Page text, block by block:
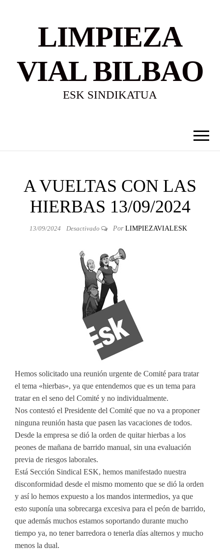
LIMPIEZA
VIAL BILBAO
ESK SINDIKATUA
A VUELTAS CON LAS
HIERBAS 13/09/2024
13/09/2024 Desactivado Por LIMPIEZAVIALESK
Hemos solicitado una reunión urgente de Comité para tratar
el tema «hierbas», ya que entendemos que es un tema para
tratar en el seno del Comité y no individualmente.
Nos contestó el Presidente del Comité que no va a proponer
ninguna reunión hasta que pasen las vacaciones de todos.
Desde la empresa se dió la orden de quitar hierbas a los
peones de mañana de barrido manual, sin una evaluación
previa de riesgos laborales.
Está Sección Sindical ESK, hemos manifestado nuestra
disconformidad desde el mismo momento que se dió la orden
y así lo hemos expuesto a los mandos intermedios, ya que
esto suponía una sobrecarga excesiva para el peón de barrido,
que además muchos estamos soportando durante mucho
tiempo ya, no tener barredora o tenerla días alternos y mucho
menos la dual.